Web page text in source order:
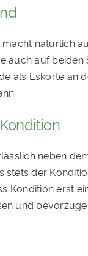
natürlich
auch auf
als Eskorte an
neben
stets der
Kondition erst
und